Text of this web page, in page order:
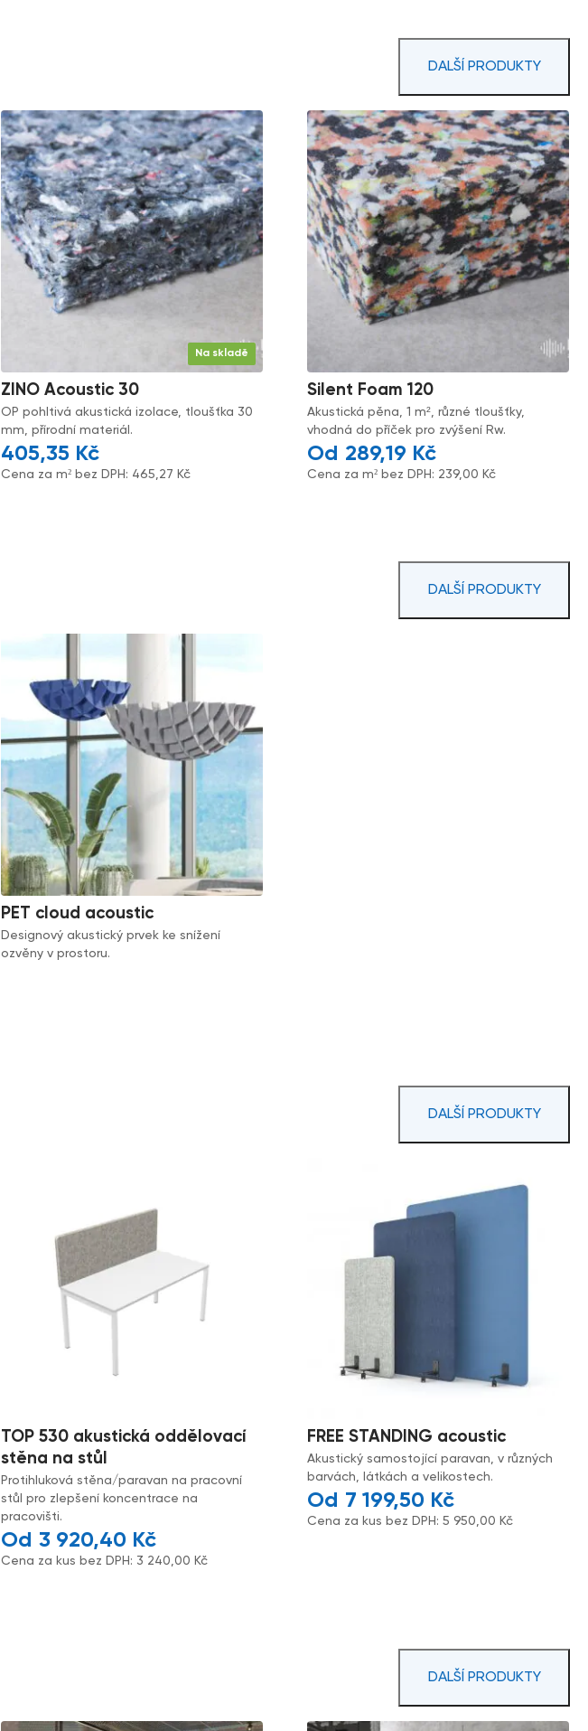
DALŠÍ PRODUKTY
Na skladě
ZINO Acoustic 30
OP pohltivá akustická izolace, tloušťka 30
mm, přírodní materiál.
405,35 Kč
Cena za m² bez DPH: 465,27 Kč
Silent Foam 120
Akustická pěna, 1 m², různé tloušťky,
vhodná do příček pro zvýšení Rw.
289,19 Kč
Cena za m² bez DPH: 239,00 Kč
DALŠÍ PRODUKTY
PET cloud acoustic
Designový akustický prvek ke snížení
ozvěny v prostoru.
DALŠÍ PRODUKTY
TOP 530 akustická oddělovací
stěna na stůl
Protihluková stěna/paravan na pracovní
stůl pro zlepšení koncentrace na
pracovišti.
3 920,40 Kč
Cena za kus bez DPH: 3 240,00 Kč
FREE STANDING acoustic
Akustický samostojící paravan, v různých
barvách, látkách a velikostech.
7 199,50 Kč
Cena za kus bez DPH:5 950,00 Kč
DALŠÍ PRODUKTY